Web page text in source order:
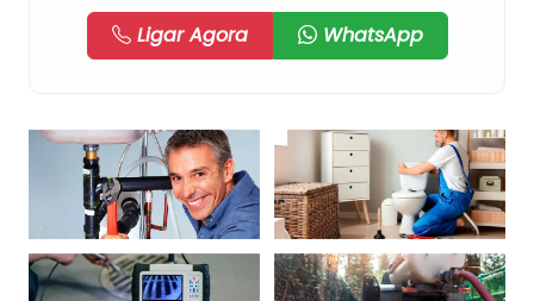
Ligar Agora
WhatsApp